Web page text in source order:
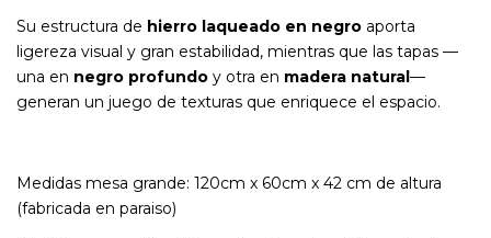
Su estructura de hierro laqueado en negro aporta
ligereza visual y gran estabilidad, mientras que las tapas —
una en negro profundo y otra en madera natural—
generan un juego de texturas que enriquece el espacio.
Medidas mesa grande: 120cm x 60cm x 42 cm de altura
(fabricada en paraiso)